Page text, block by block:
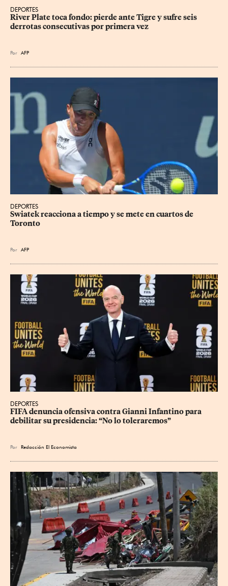
DEPORTES
River Plate toca fondo: pierde ante Tigre y sufre seis
derrotas consecutivas por primera vez
Por AFP
DEPORTES
Swiatek reacciona a tiempo y se mete en cuartos de
Toronto
Por AFP
DEPORTES
FIFA denuncia ofensiva contra Gianni Infantino para
debilitar su presidencia: “No lo toleraremos”
Por Redacción El Economista